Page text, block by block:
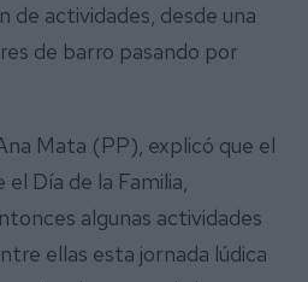
de actividades, desde una
de barro pasando por
Mata (PP), explicó que el
Día de la Familia,
algunas actividades
ellas esta jornada lúdica